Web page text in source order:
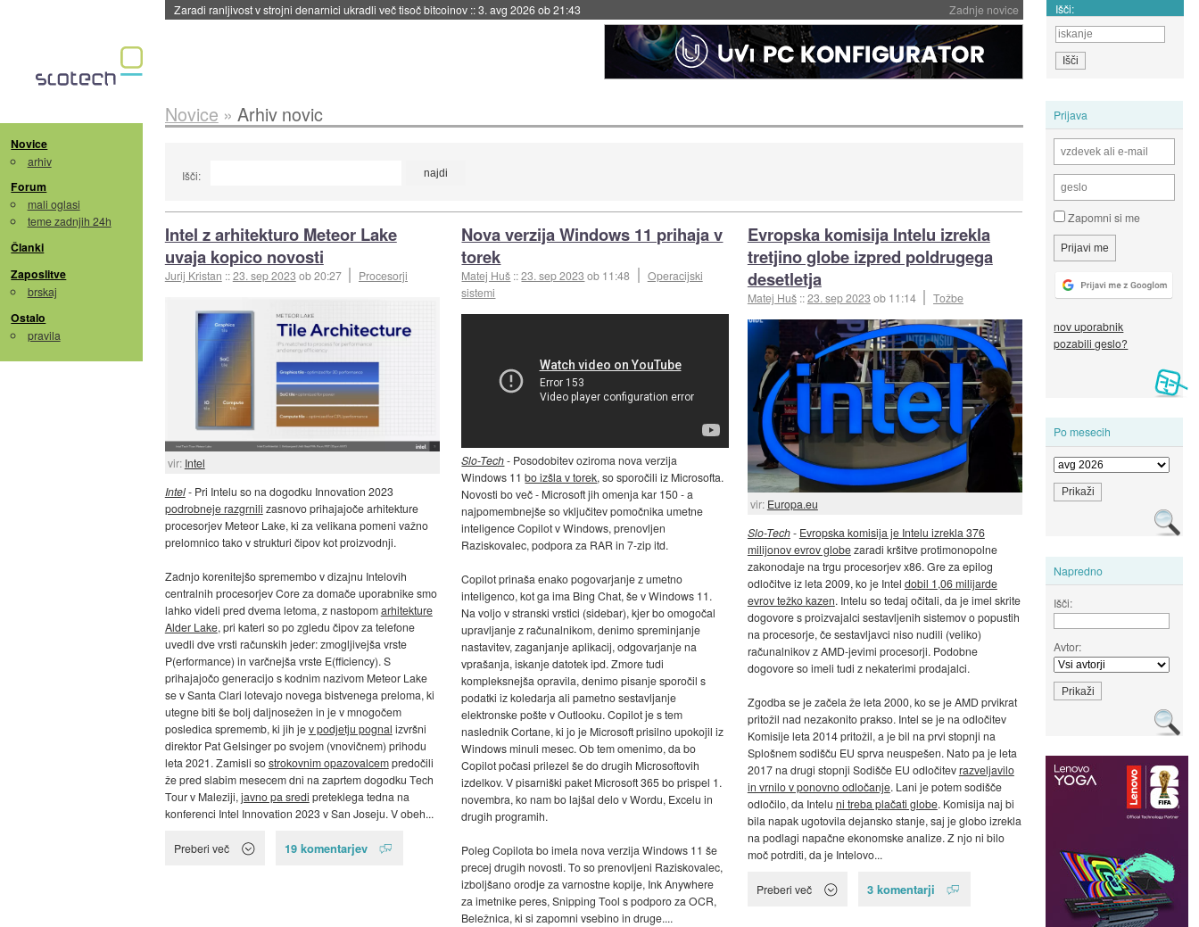
Zadnje novice
Zaradi ranljivost v strojni denarnici ukradli več tisoč bitcoinov ::3. avg 2026 ob 21:43 Išči:
Novice
arhiv
Forum
mali oglasi
teme zadnjih 24h
Članki
Zaposlitve
brskaj
Ostalo
pravila
Prijava
Zapomni si me
nov uporabnik
pozabili geslo?
Po mesecih
Napredno
Išči:
Avtor:
Novice » Arhiv novic
Išči:
Intel z arhitekturo Meteor Lake
uvaja kopico novosti
Jurij Kristan ::23. sep 2023 ob 20:27 Procesorji
vir: Intel
Intel- Pri Intelu so na dogodku Innovation 2023
podrobneje razgrnili zasnovo prihajajoče arhitekture
procesorjev Meteor Lake, ki za velikana pomeni važno
prelomnico tako v strukturi čipov kot proizvodnji.
Zadnjo korenitejšo spremembo v dizajnu Intelovih
centralnih procesorjev Core za domače uporabnike smo
lahko videli pred dvema letoma, z nastopomarhitekture
Alder Lake, pri kateri so po zgledu čipov za telefone
uvedli dve vrsti računskih jeder: zmogljivejša vrste
P(erformance) in varčnejša vrste E(fficiency). S
prihajajočo generacijo s kodnim nazivom Meteor Lake
se v Santa Clari lotevajo novega bistvenega preloma, ki
utegne biti še bolj daljnosežen in je v mnogočem
posledica sprememb, ki jih jev podjetju pognal izvršni
direktor Pat Gelsinger po svojem (vnovičnem) prihodu
leta 2021. Zamisli sostrokovnim opazovalcempredočili
že pred slabim mesecem dni na zaprtem dogodku Tech
Tour v Maleziji, javno pa sredi preteklega tedna na
konferenci Intel Innovation 2023 v San Joseju. V obeh...
Preberi več 19 komentarjev
Nova verzija Windows 11 prihaja v
torek
Matej Huš ::23. sep 2023 ob 11:48
Operacijski
sistemi
Slo-Tech- Posodobitev oziroma nova verzija
Windows 11bo izšla v torek, so sporočili iz Microsofta.
Novosti bo več - Microsoft jih omenja kar 150 - a
najpomembnejše so vključitev pomočnika umetne
inteligence Copilot v Windows, prenovljen
Raziskovalec, podpora za RAR in 7-zip itd.
Copilot prinaša enako pogovarjanje z umetno
inteligenco, kot ga ima Bing Chat, še v Windows 11.
Na voljo v stranski vrstici (sidebar), kjer bo omogočal
upravljanje z računalnikom, denimo spreminjanje
nastavitev, zaganjanje aplikacij, odgovarjanje na
vprašanja, iskanje datotek ipd. Zmore tudi
kompleksnejša opravila, denimo pisanje sporočil s
podatki iz koledarja ali pametno sestavljanje
elektronske pošte v Outlooku. Copilot je s tem
naslednik Cortane, ki jo je Microsoft prisilno upokojil iz
Windows minuli mesec. Ob tem omenimo, da bo
Copilot počasi prilezel še do drugih Microsoftovih
izdelkov. V pisarniški paket Microsoft 365 bo prispel 1.
novembra, ko nam bo lajšal delo v Wordu, Excelu in
drugih programih.
Poleg Copilota bo imela nova verzija Windows 11 še
precej drugih novosti. To so prenovljeni Raziskovalec,
izboljšano orodje za varnostne kopije, Ink Anywhere
za imetnike peres, Snipping Tool s podporo za OCR,
Beležnica, ki si zapomni vsebino in druge....
Evropska komisija Intelu izrekla
tretjino globe izpred poldrugega
desetletja
Matej Huš ::23. sep 2023 ob 11:14 Tožbe
vir: Europa.eu
Slo-Tech- Evropska komisija je Intelu izrekla 376
milijonov evrov globezaradi kršitve protimonopolne
zakonodaje na trgu procesorjev x86. Gre za epilog
odločitve iz leta 2009, ko je Intel dobil 1,06 milijarde
evrov težko kazen. Intelu so tedaj očitali, da je imel skrite
dogovore s proizvajalci sestavljenih sistemov o popustih
na procesorje, če sestavljavci niso nudili (veliko)
računalnikov z AMD-jevimi procesorji. Podobne
dogovore so imeli tudi z nekaterimi prodajalci.
Zgodba se je začela že leta 2000, ko se je AMD prvikrat
pritožil nad nezakonito prakso. Intel se je na odločitev
Komisije leta 2014 pritožil, a je bil na prvi stopnji na
Splošnem sodišču EU sprva neuspešen. Nato pa je leta
2017 na drugi stopnji Sodišče EU odločitevrazveljavilo
in vrnilo v ponovno odločanje. Lani je potem sodišče
odločilo, da Intelu ni treba plačati globe. Komisija naj bi
bila napak ugotovila dejansko stanje, saj je globo izrekla
na podlagi napačne ekonomske analize. Z njo ni bilo
moč potrditi, da je Intelovo...
Preberi več 3 komentarji